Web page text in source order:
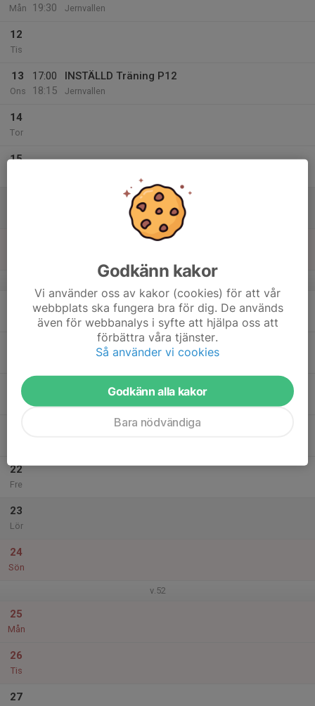
Mån
19:30
Jernvallen
12
Tis
13
Ons
17:00
18:15
INSTÄLLD Träning P12
Jernvallen
14
Tor
15
v.51
20
Ons
22
Fre
23
Lör
24
Sön
v.52
25
Mån
26
Tis
27
Godkänn kakor
Vi använder oss av kakor (cookies) för att vår
webbplats ska fungera bra för dig. De används
även för webbanalys i syfte att hjälpa oss att
förbättra våra tjänster.
Så använder vi cookies
Godkänn alla kakor
Bara nödvändiga